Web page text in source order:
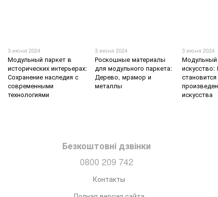
3 июня 2024
Модульный паркет в
исторических интерьерах:
Сохранение наследия с
современными
технологиями
3 июня 2024
Роскошные материалы
для модульного паркета:
Дерево, мрамор и
металлы
3 июня 2024
Модульный
становится
искусства
Безкоштовні дзвінки
0800 209 742
Контакты